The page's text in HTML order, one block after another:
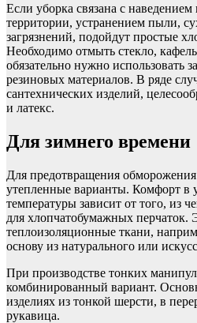
Если уборка связана с
территории, устранением пыли,
загрязнений, подойдут простые
Необходимо отмыть стекло,
обязательно нужно использовать
резиновых материалов. В ряде
сантехнических изделий,
и латекс.
Для зимнего времени
Для предотвращения
утепленные варианты. Комфорт в
температуры зависит от того, из
для хлопчатобумажных перчаток.
теплоизоляционные ткани,
основу из натурального или
При производстве тонких
комбинированный вариант.
изделиях из тонкой шерсти, в
рукавица.